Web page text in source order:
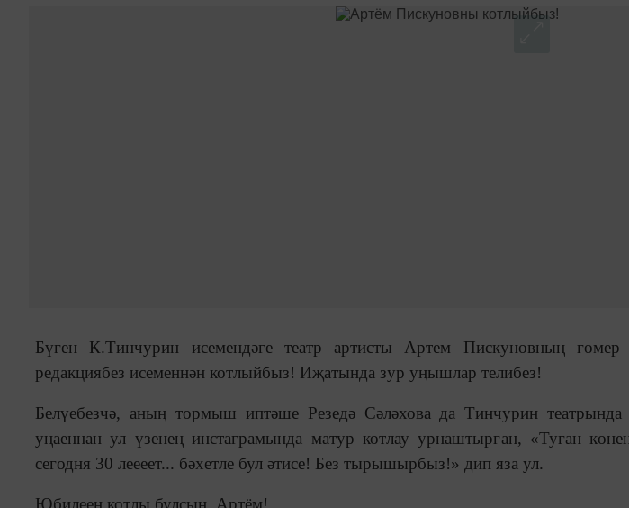
Бүген К.Тинчурин исемендәге театр артисты Артем Пискуновның
редакциябез исеменнән котлыйбыз! Иҗатында зур уңышлар телибез!
Белүебезчә, аның тормыш иптәше Резедә Сәләхова да Тинчурин
уңаеннан ул үзенең инстаграмында матур котлау урнаштырган, «Туган
сегодня 30 леееет... бәхетле бул әтисе! Без тырышырбыз!» дип яза ул.
Юбилеең котлы булсын, Артём!